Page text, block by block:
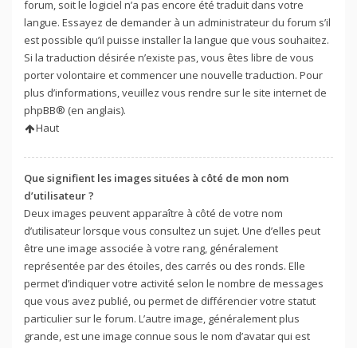
forum, soit le logiciel n’a pas encore été traduit dans votre
langue. Essayez de demander à un administrateur du forum s’il
est possible qu’il puisse installer la langue que vous souhaitez.
Si la traduction désirée n’existe pas, vous êtes libre de vous
porter volontaire et commencer une nouvelle traduction. Pour
plus d’informations, veuillez vous rendre surle site internet de
phpBB® (en anglais).
Haut
Que signifient les images situées à côté de mon nom
d’utilisateur ?
Deux images peuvent apparaître à côté de votre nom
d’utilisateur lorsque vous consultez un sujet. Une d’elles peut
être une image associée à votre rang, généralement
représentée par des étoiles, des carrés ou des ronds. Elle
permet d’indiquer votre activité selon le nombre de messages
que vous avez publié, ou permet de différencier votre statut
particulier sur le forum. L’autre image, généralement plus
grande, est une image connue sous le nom d’avatar qui est